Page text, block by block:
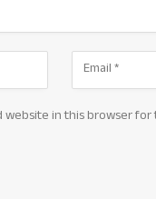
website in this browser